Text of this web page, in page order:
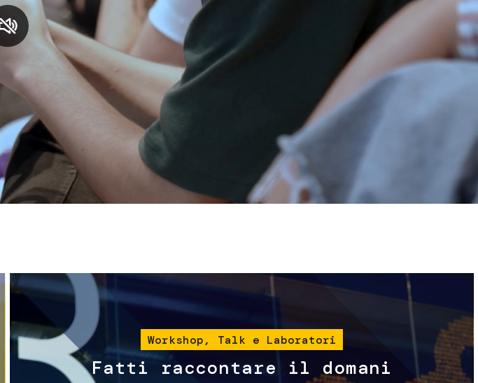
Servizi e accessibilità
Contatti
Immagine
Workshop, Talk e Laboratori
Fatti raccontare il domani